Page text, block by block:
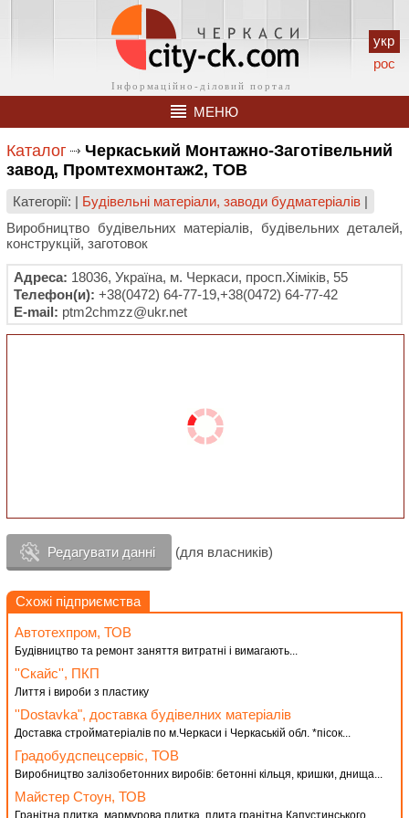
укр
рос
МЕНЮ
Каталог
Черкаський Монтажно-Заготівельний
завод, Промтехмонтаж2, ТОВ
Категорії: | Будівельні матеріали, заводи будматеріалів |
Виробництво будівельних матеріалів, будівельних деталей,
конструкцій, заготовок
Адреса: 18036, Україна, м. Черкаси, просп.Хіміків, 55
Телефон(и): +38(0472) 64-77-19,+38(0472) 64-77-42
E-mail: ptm2chmzz@ukr.net
Редагувати данні (для власників)
Схожі підприємства
Автотехпром, ТОВ
Будівництво та ремонт заняття витратні і вимагають...
''Скайс'', ПКП
Лиття і вироби з пластику
''Dostavka", доставка будiвелних матерiалiв
Доставка стройматерiалiв по м.Черкаси i Черкаськiй обл. *пiсок...
Градобудспецсервіс, ТОВ
Виробництво залізобетонних виробів: бетонні кільця, кришки, днища...
Майстер Стоун, ТОВ
Гранітна плитка, мармурова плитка, плита гранітна Капустинського...